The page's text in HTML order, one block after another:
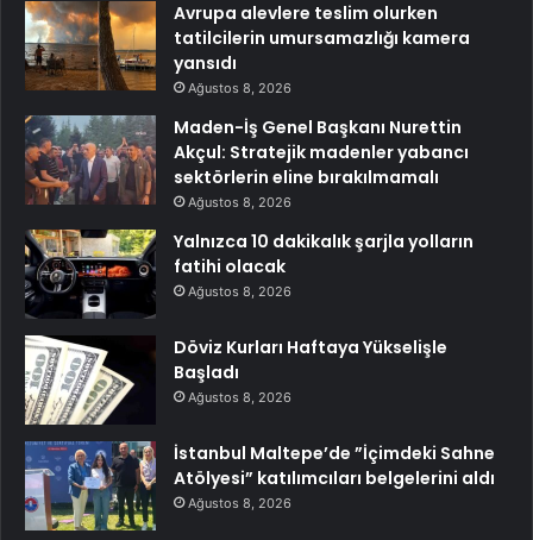
Avrupa alevlere teslim olurken
tatilcilerin umursamazlığı kamera
yansıdı
Ağustos 8, 2026
Maden-İş Genel Başkanı Nurettin
Akçul: Stratejik madenler yabancı
sektörlerin eline bırakılmamalı
Ağustos 8, 2026
Yalnızca 10 dakikalık şarjla yolların
fatihi olacak
Ağustos 8, 2026
Döviz Kurları Haftaya Yükselişle
Başladı
Ağustos 8, 2026
İstanbul Maltepe’de ”İçimdeki Sahne
Atölyesi” katılımcıları belgelerini aldı
Ağustos 8, 2026